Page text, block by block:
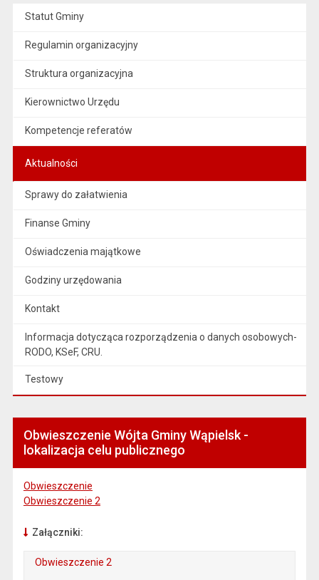
Statut Gminy
Regulamin organizacyjny
Struktura organizacyjna
Kierownictwo Urzędu
Kompetencje referatów
Aktualności
Sprawy do załatwienia
Finanse Gminy
Oświadczenia majątkowe
Godziny urzędowania
Kontakt
Informacja dotycząca rozporządzenia o danych osobowych-
RODO, KSeF, CRU.
Testowy
Obwieszczenie Wójta Gminy Wąpielsk -
lokalizacja celu publicznego
Obwieszczenie
Obwieszczenie 2
Załączniki:
Obwieszczenie 2